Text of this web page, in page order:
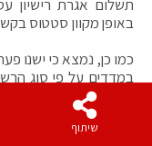
שיתוף
באופן מקוון סטטוס
כמו כן, נמצא כי ישנו
במדדים על פי סוג